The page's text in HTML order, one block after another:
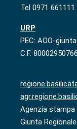
Tel 0971 661111
URP
PEC: AOO-
C.F. 80002950766
Agenzia stampa
Giunta